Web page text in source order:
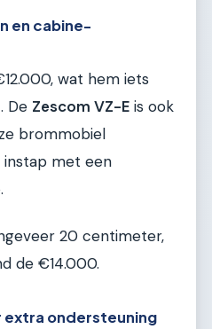
en cabine-
wat hem iets
De Zescom VZ-E is ook
brommobiel
met een
20 centimeter,
de €14.000.
extra ondersteuning